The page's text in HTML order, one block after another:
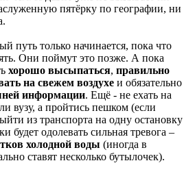
пятёрку по географии, ни
путь только начинается, пока что
Они поймут это позже. А пока
хорошо высыпаться, правильно
на свежем воздухе и обязательно
информации. Ещё - не ехать на
вузу, а пройтись пешком (если
из транспорта на одну остановку
будет одолевать сильная тревога –
холодной воды (иногда в
ставят несколько бутылочек).